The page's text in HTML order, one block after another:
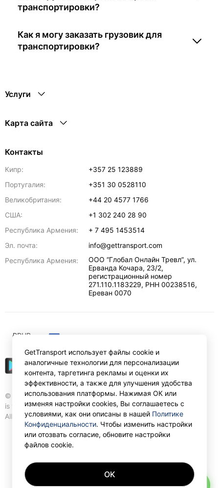
транспортировки?
Как я могу заказать грузовик для
транспортировки?
Услуги
Карта сайта
Контакты
Кипр:
+357 25 123889
Португалия:
+351 30 0528110
Великобритания:
+44 20 4577 1766
США:
+1 302 240 28 90
Республика Армения:
+ 7 495 1453514
Эл. почта:
info@gettransport.com
Республика Армения:
ООО “Глобал Онлайн Тревл”, ул.
Ерванда Кочара, 23/2,
регистрационный номер
271.110.1183229, РНН 00238516,
Ереван 0070
© Gettransport International Limited. GetTransport®
is trademark of Gettransport International Limited.
All rights reserved.
₽RUB
GetTransport использует файлы cookie и
аналогичные технологии для персонализации
контента, таргетинга рекламы и оценки их
эффективности, а также для улучшения удобства
использования платформы. Нажимая ОК или
изменяя настройки cookies, Вы соглашаетесь с
условиями, как они описаны в нашей Политике
Конфиденциальности. Чтобы изменить настройки
или отозвать согласие, обновите настройки
файлов cookie.
OK
AI